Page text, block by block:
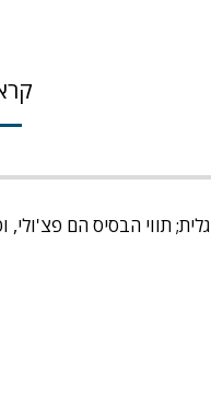
תווי הבסיס הם פצ'ולי,